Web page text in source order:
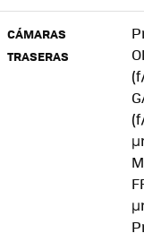
CÁMARAS
TRASERAS